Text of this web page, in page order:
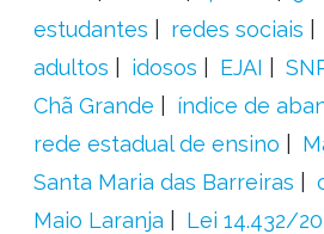
estudantes
redes sociais
adultos
idosos EJAI
Chã Grande
índice de
rede estadual de ensino
Santa Maria das Barreiras
Maio Laranja
Lei 14.432/